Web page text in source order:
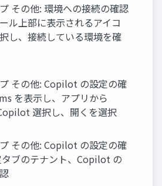
その他: 環境への接続の確認
ル上部に表示されるアイコ
し、接続している環境を確
その他: Copilot の設定の確
を表示し、アプリから
選択し、開くを選択
その他: Copilot の設定の確
ブのテナント、Copilot の